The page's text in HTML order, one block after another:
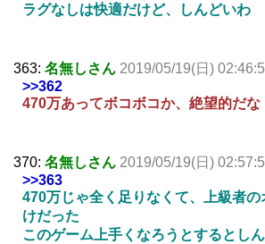
ラグなしは快適だけど、しんどいわ
363: 名無しさん 2019/05/19(日)
>>362
470万あってボコボコか、絶望的だな
370: 名無しさん 2019/05/19(日)
>>363
470万じゃ全く足りなくて、上級者
けだった
このゲーム上手くなろうとするとし